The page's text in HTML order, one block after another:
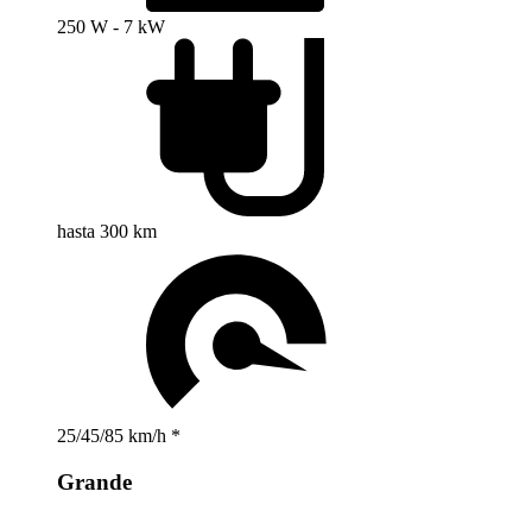
250 W - 7 kW
hasta 300 km
25/45/85 km/h *
Grande